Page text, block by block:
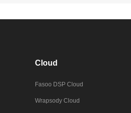
Cloud
Fasoo DSP Cloud
Wrapsody Cloud